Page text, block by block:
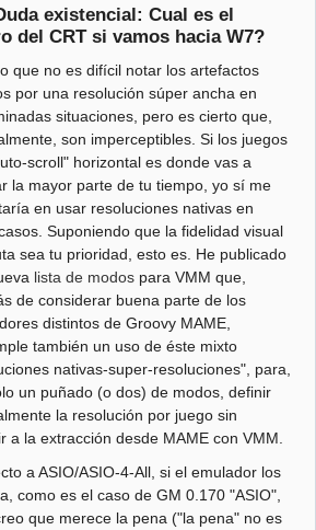
existencial: Cual es el
del CRT si vamos hacia W7?
que no es difícil notar los artefactos
por una resolución súper ancha en
situaciones, pero es cierto que,
son imperceptibles. Si los juegos
scroll" horizontal es donde vas a
la mayor parte de tu tiempo, yo sí me
en usar resoluciones nativas en
Suponiendo que la fidelidad visual
sea tu prioridad, esto es. He publicado
lista de modos para VMM que,
de considerar buena parte de los
distintos de Groovy MAME,
también un uso de éste mixto
nativas-super-resoluciones", para,
un puñado (o dos) de modos, definir
la resolución por juego sin
a la extracción desde MAME con VMM.
a ASIO/ASIO-4-All, si el emulador los
como es el caso de GM 0.170 "ASIO",
que merece la pena ("la pena" no es